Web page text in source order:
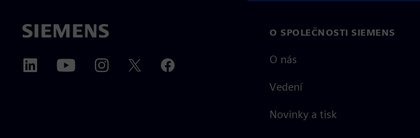
O SPOLEČNOSTI SIEMENS
O nás
Vedení
Novinky a tisk